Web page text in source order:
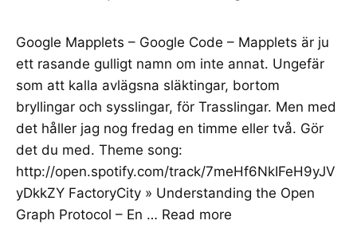
Google Mapplets – Google Code – Mapplets är ju
ett rasande gulligt namn om inte annat. Ungefär
som att kalla avlägsna släktingar, bortom
bryllingar och sysslingar, för Trasslingar. Men med
det håller jag nog fredag en timme eller två. Gör
det du med. Theme song:
http://open.spotify.com/track/7meHf6NkIFeH9yJV
yDkkZY FactoryCity » Understanding the Open
Graph Protocol – En … Read more